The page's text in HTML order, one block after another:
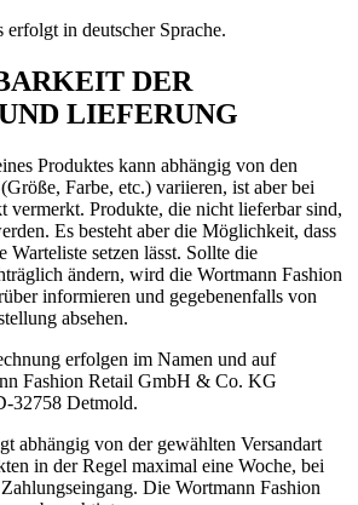
erfolgt in deutscher Sprache.
DER
LIEFERUNG
Produktes kann abhängig von den
Farbe, etc.) variieren, ist aber bei
vermerkt. Produkte, die nicht lieferbar sind,
Es besteht aber die Möglichkeit, dass
Warteliste setzen lässt. Sollte die
ändern, wird die Wortmann Fashion
informieren und gegebenenfalls von
absehen.
erfolgen im Namen und auf
Fashion Retail GmbH & Co. KG
32758 Detmold.
abhängig von der gewählten Versandart
in der Regel maximal eine Woche, bei
Die Wortmann Fashion